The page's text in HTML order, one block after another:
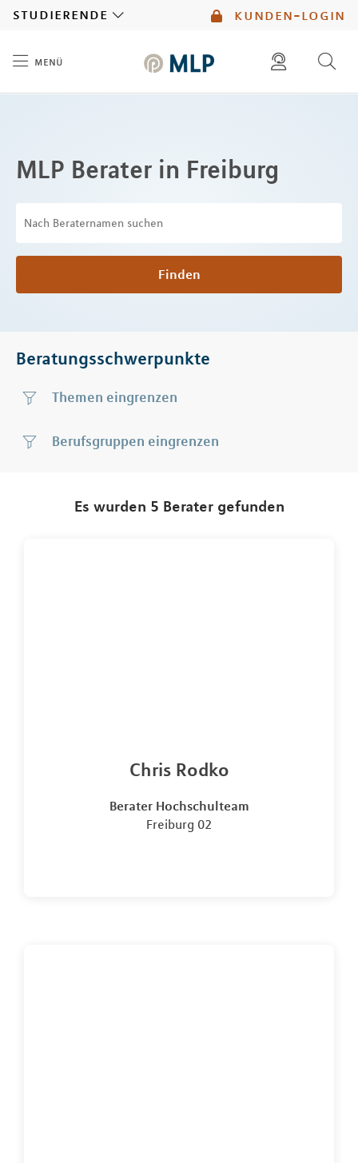
kunden-login
studierende
menü
MLP Berater in Freiburg
Finden
Beratungsschwerpunkte
Themen
Berufsgruppen
Es wurden 5 Berater gefunden
Chris Rodko
Berater Hochschulteam
Freiburg 02